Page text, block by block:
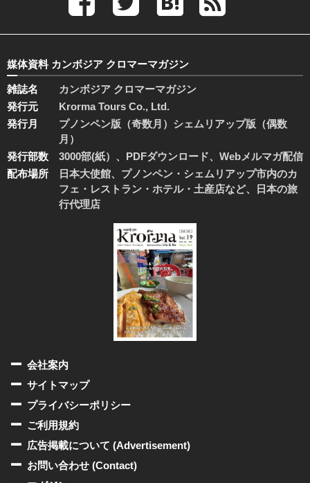
媒体資料 カンボジア クロマーマガジン
雑誌名
カンボジア クロマーマガジン
発行元
Krorma Tours Co., Ltd.
発行月
プノンペン版（奇数月）シェムリアップ版（偶数
月）
発行部数
3000部(紙）、PDFダウンロード、Webメルマガ配信
配布場所
日本大使館、プノンペン・シェムリアップ市内のカ
フェ・レストラン・ホテル・土産店など、日本の旅
行代理店
会社案内
サイトマップ
プライバシーポリシー
ご利用規約
広告掲載について (Advertisement)
お問い合わせ (Contact)